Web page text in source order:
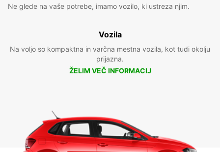
Ne glede na vaše potrebe, imamo vozilo, ki ustreza njim.
Vozila
Na voljo so kompaktna in varčna mestna vozila, kot tudi okolju
prijazna.
ŽELIM VEČ INFORMACIJ